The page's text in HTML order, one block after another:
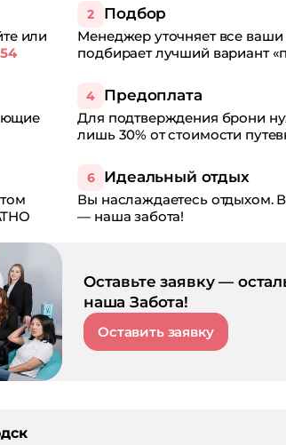
или
2 Подбор
Менеджер уточняет все
подбирает лучший вариант
4 Предоплата
Для подтверждения брони
лишь 30% от стоимости
6 Идеальный отдых
Вы наслаждаетесь отдыхом.
— наша забота!
Оставьте заявку —
наша Забота!
Оставить заявку